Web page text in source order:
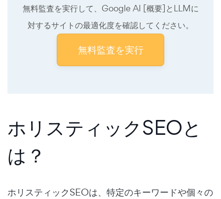
無料監査を実行して、Google AI [概要]とLLMに
対するサイトの最適化度を確認してください。
無料監査を実行
ホリスティックSEOと
は？
ホリスティックSEOは、特定のキーワードや個々の